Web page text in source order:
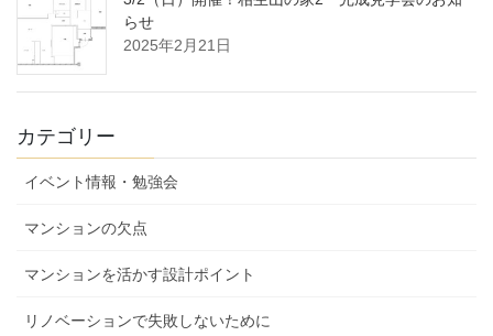
らせ
2025年2月21日
カテゴリー
イベント情報・勉強会
マンションの欠点
マンションを活かす設計ポイント
リノベーションで失敗しないために